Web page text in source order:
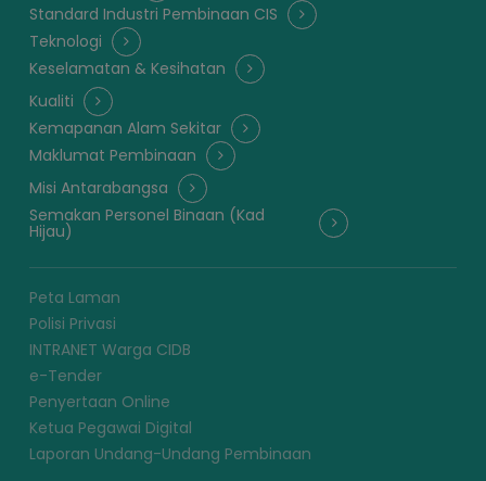
Standard Industri Pembinaan CIS
Teknologi
Keselamatan & Kesihatan
Kualiti
Kemapanan Alam Sekitar
Maklumat Pembinaan
Misi Antarabangsa
Semakan Personel Binaan (Kad
Hijau)
Peta Laman
Polisi Privasi
INTRANET Warga CIDB
e-Tender
Penyertaan Online
Ketua Pegawai Digital
Laporan Undang-Undang Pembinaan